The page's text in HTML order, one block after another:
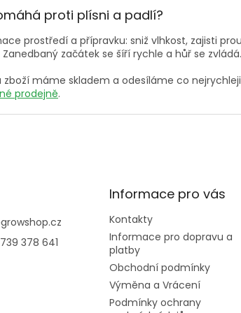
proti plísni a padlí?
prostředí a přípravku: sniž vlhkost, zajisti
začátek se šíří rychle a hůř se zvládá.
zboží máme skladem a odesíláme co
prodejně.
growshop.cz
378 641
Informace pro vás
Kontakty
Informace pro dopravu a
platby
Obchodní podmínky
Výměna a Vrácení
Podmínky ochrany